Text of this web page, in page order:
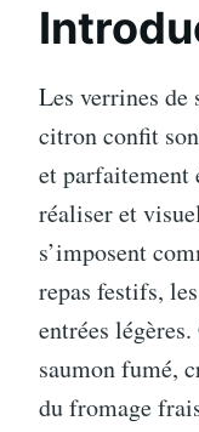
Les verrines
citron confit
et
réaliser et
s’imposent
repas festifs,
entrées
saumon fumé,
du fromage